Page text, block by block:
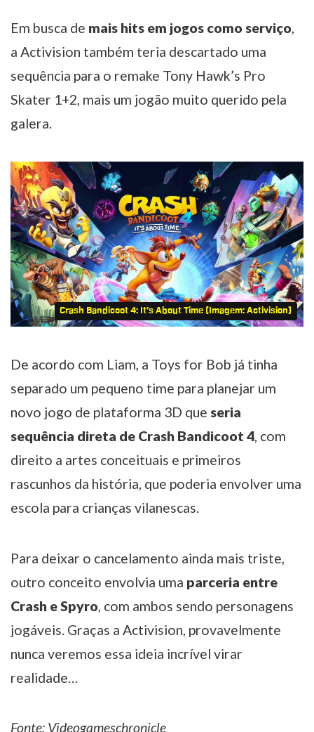
Em busca de mais hits em jogos como serviço,
a Activision também teria descartado uma
sequência para o remake Tony Hawk’s Pro
Skater 1+2, mais um jogão muito querido pela
galera.
Crash Bandicoot 4: It’s About Time (Imagem: Activision)
De acordo com Liam, a Toys for Bob já tinha
separado um pequeno time para planejar um
novo jogo de plataforma 3D que seria
sequência direta de Crash Bandicoot 4, com
direito a artes conceituais e primeiros
rascunhos da história, que poderia envolver uma
escola para crianças vilanescas.
Para deixar o cancelamento ainda mais triste,
outro conceito envolvia uma parceria entre
Crash e Spyro, com ambos sendo personagens
jogáveis. Graças a Activision, provavelmente
nunca veremos essa ideia incrível virar
realidade…
Fonte: Videogameschronicle